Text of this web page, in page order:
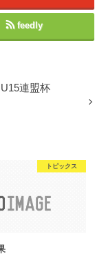
feedly
U15連盟杯
トピックス